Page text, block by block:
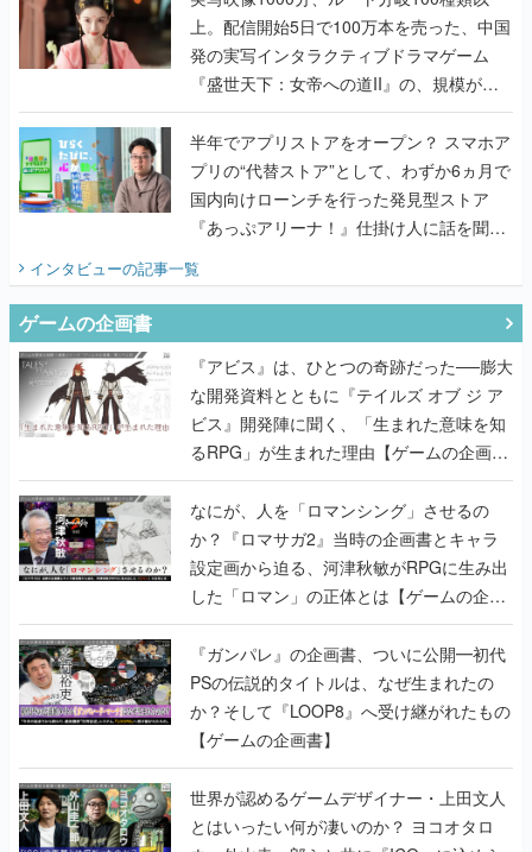
上。配信開始5日で100万本を売った、中国
発の実写インタラクティブドラマゲーム
『盛世天下：女帝への道II』の、規模が違
うこだわりをプロデューサーに聞いた
半年でアプリストアをオープン？ スマホア
プリの“代替ストア”として、わずか6ヵ月で
国内向けローンチを行った発見型ストア
『あっぷアリーナ！』仕掛け人に話を聞い
てみた
インタビューの記事一覧
ゲームの企画書
『アビス』は、ひとつの奇跡だった──膨大
な開発資料とともに『テイルズ オブ ジ ア
ビス』開発陣に聞く、「生まれた意味を知
るRPG」が生まれた理由【ゲームの企画
書】
なにが、人を「ロマンシング」させるの
か？『ロマサガ2』当時の企画書とキャラ
設定画から迫る、河津秋敏がRPGに生み出
した「ロマン」の正体とは【ゲームの企画
書】
『ガンパレ』の企画書、ついに公開━初代
PSの伝説的タイトルは、なぜ生まれたの
か？そして『LOOP8』へ受け継がれたもの
【ゲームの企画書】
世界が認めるゲームデザイナー・上田文人
とはいったい何が凄いのか？ ヨコオタロ